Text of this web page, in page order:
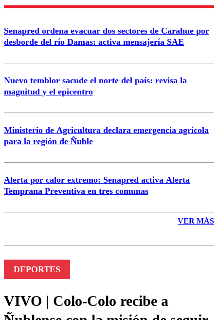
Nombre
Correo
Senapred ordena evacuar dos sectores de Carahue por
desborde del río Damas: activa mensajería SAE
Nuevo temblor sacude el norte del país: revisa la
magnitud y el epicentro
Ministerio de Agricultura declara emergencia agrícola
para la región de Ñuble
Alerta por calor extremo: Senapred activa Alerta
Temprana Preventiva en tres comunas
VER MÁS
DEPORTES
VIVO | Colo-Colo recibe a